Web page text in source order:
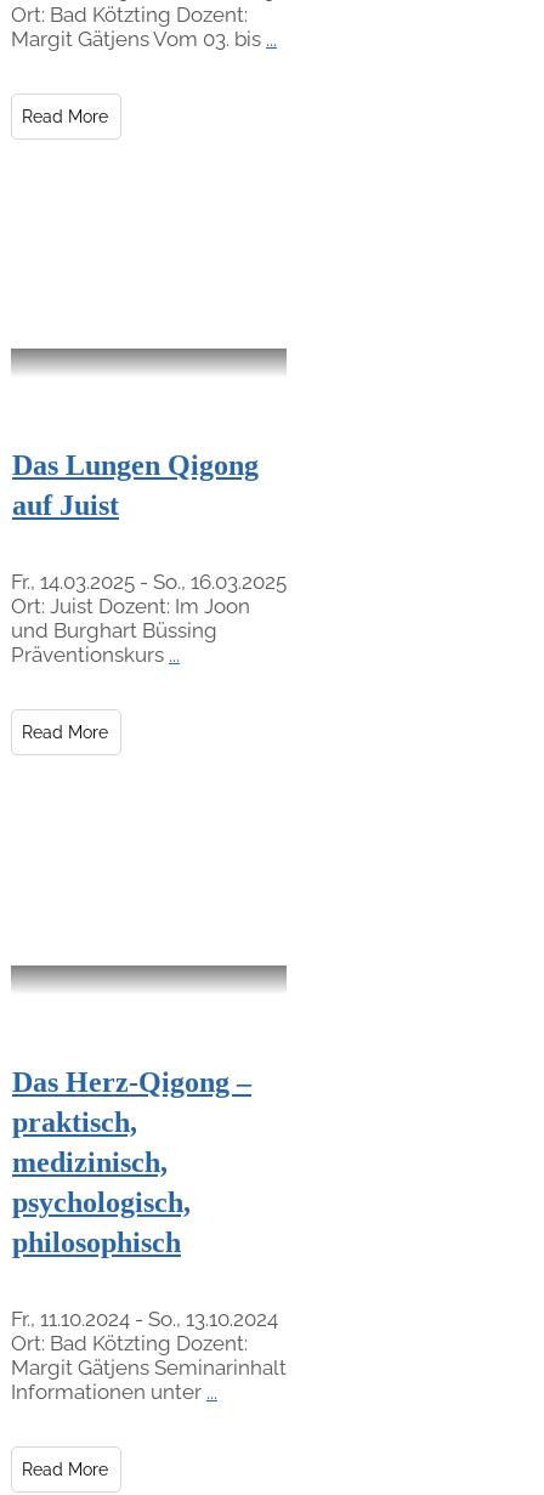
Ort: Bad Kötzting Dozent:
Margit Gätjens Vom 03. bis ...
Read More
Das Lungen Qigong
auf Juist
Fr., 14.03.2025 - So., 16.03.2025
Ort: Juist Dozent: Im Joon
und Burghart Büssing
Präventionskurs ...
Read More
Das Herz-Qigong –
praktisch,
medizinisch,
psychologisch,
philosophisch
Fr., 11.10.2024 - So., 13.10.2024
Ort: Bad Kötzting Dozent:
Margit Gätjens Seminarinhalt
Informationen unter ...
Read More